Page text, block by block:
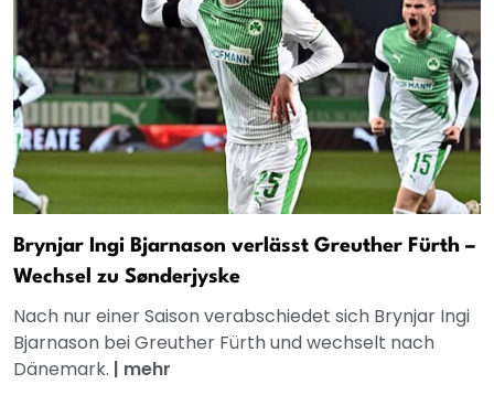
Brynjar Ingi Bjarnason verlässt Greuther Fürth –
Wechsel zu Sønderjyske
Nach nur einer Saison verabschiedet sich Brynjar Ingi
Bjarnason bei Greuther Fürth und wechselt nach
Dänemark. | mehr